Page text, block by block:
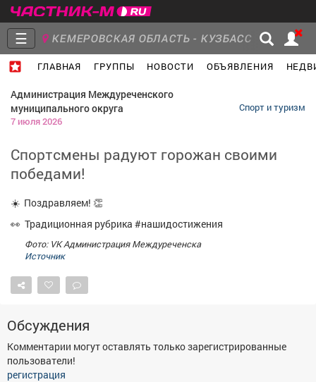
☰ КЕМЕРОВСКАЯ ОБЛАСТЬ - КУЗБАСС
ГЛАВНАЯ ГРУППЫ НОВОСТИ ОБЪЯВЛЕНИЯ
Объявления Недвижимость
Работа Транспорт
Афиша
Администрация Междуреченского
муниципального округа
7 июля 2026
Спорт и туризм
Спортсмены радуют горожан своими
победами!
☀️ Поздравляем! 👏
👀 Традиционная рубрика #нашидостижения
Фото: VK Администрация Междуреченска
Источник
Обсуждения
Комментарии могут оставлять только зарегистрированные
пользователи!
регистрация